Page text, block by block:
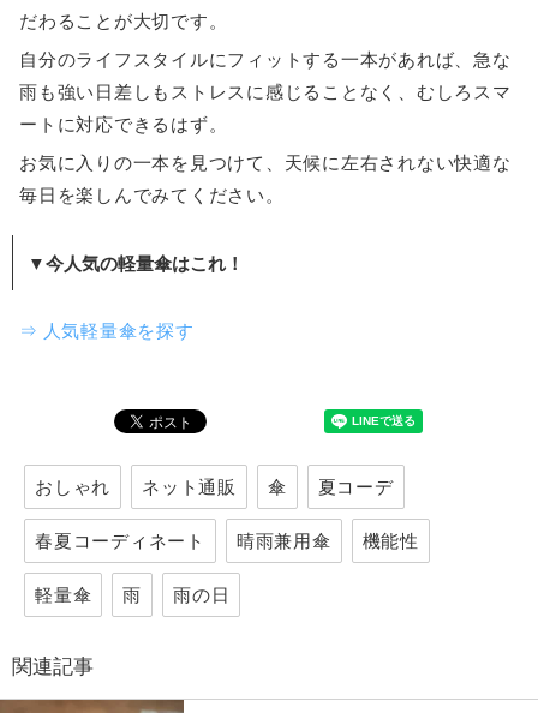
だわることが大切です。
自分のライフスタイルにフィットする一本があれば、急な
雨も強い日差しもストレスに感じることなく、むしろスマ
ートに対応できるはず。
お気に入りの一本を見つけて、天候に左右されない快適な
毎日を楽しんでみてください。
▼今人気の軽量傘はこれ！
⇒ 人気軽量傘を探す
おしゃれ ネット通販 傘 夏コーデ
春夏コーディネート 晴雨兼用傘 機能性
軽量傘 雨 雨の日
関連記事